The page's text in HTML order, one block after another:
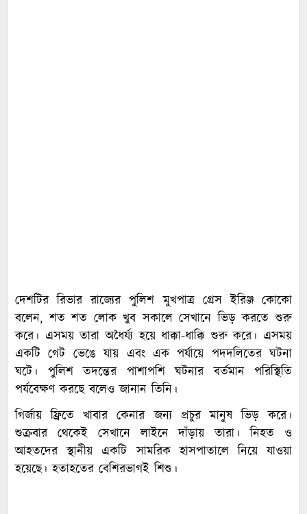
দেশটির রিভার রাজ্যের পুলিশ মুখপাত্র গ্রেস ইরিঞ্জ কোকো
বলেন, শত শত লোক খুব সকালে সেখানে ভিড় করতে শুরু
করে। এসময় তারা অধৈর্য্য হয়ে ধাক্কা-ধাক্কি শুরু করে। এসময়
একটি গেট ভেঙে যায় এবং এক পর্যায়ে পদদলিতের ঘটনা
ঘটে। পুলিশ তদন্তের পাশাপশি ঘটনার বর্তমান পরিস্থিতি
পর্যবেক্ষণ করছে বলেও জানান তিনি।
গির্জায় ফ্রিতে খাবার কেনার জন্য প্রচুর মানুষ ভিড় করে।
শুক্রবার থেকেই সেখানে লাইনে দাঁড়ায় তারা। নিহত ও
আহতদের স্থানীয় একটি সামরিক হাসপাতালে নিয়ে যাওয়া
হয়েছে। হতাহতের বেশিরভাগই শিশু।